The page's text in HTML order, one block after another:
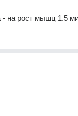
- на рост мышц 1.5